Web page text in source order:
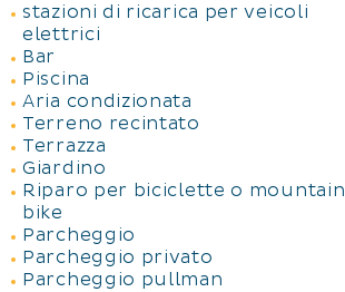
stazioni di ricarica per veicoli
elettrici
Bar
Piscina
Aria condizionata
Terreno recintato
Terrazza
Giardino
Riparo per biciclette o mountain
bike
Parcheggio
Parcheggio privato
Parcheggio pullman